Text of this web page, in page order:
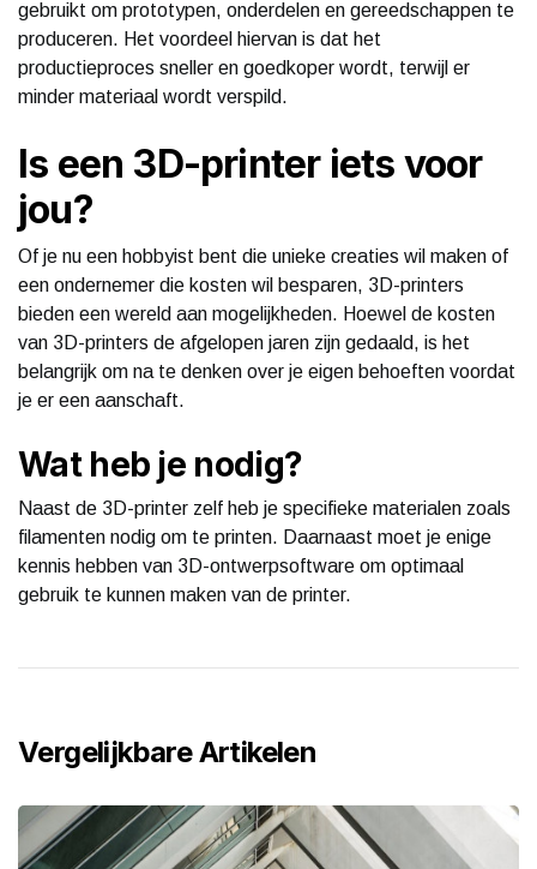
gebruikt om prototypen, onderdelen en gereedschappen te
produceren. Het voordeel hiervan is dat het
productieproces sneller en goedkoper wordt, terwijl er
minder materiaal wordt verspild.
Is een 3D-printer iets voor
jou?
Of je nu een hobbyist bent die unieke creaties wil maken of
een ondernemer die kosten wil besparen, 3D-printers
bieden een wereld aan mogelijkheden. Hoewel de kosten
van 3D-printers de afgelopen jaren zijn gedaald, is het
belangrijk om na te denken over je eigen behoeften voordat
je er een aanschaft.
Wat heb je nodig?
Naast de 3D-printer zelf heb je specifieke materialen zoals
filamenten nodig om te printen. Daarnaast moet je enige
kennis hebben van 3D-ontwerpsoftware om optimaal
gebruik te kunnen maken van de printer.
Vergelijkbare Artikelen